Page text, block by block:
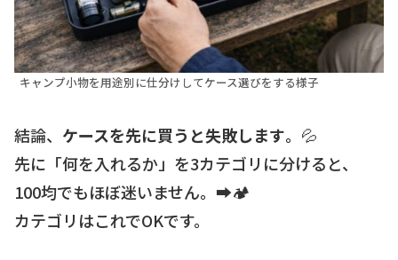
キャンプ小物を用途別に仕分けしてケース選びをする様子
結論、 ケースを先に買うと失敗します。💦
先に「何を入れるか」を3カテゴリに分けると、
100均でもほぼ迷いません。➡️🏕️
カテゴリはこれでOKです。